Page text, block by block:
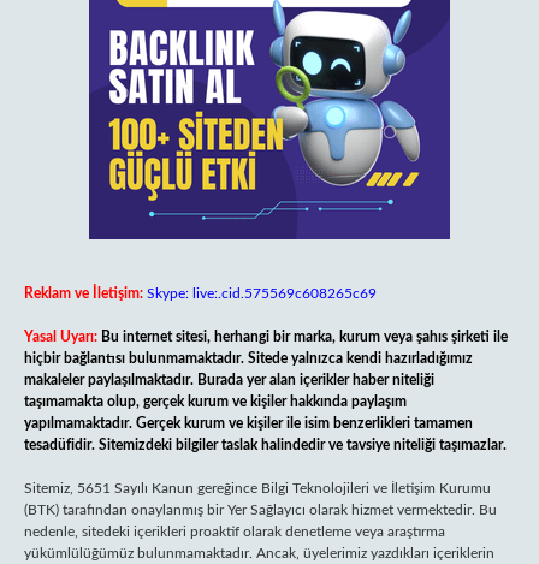
Reklam ve İletişim: Skype: live:.cid.575569c608265c69
Yasal Uyarı: Bu internet sitesi, herhangi bir marka, kurum veya şahıs şirketi ile
hiçbir bağlantısı bulunmamaktadır. Sitede yalnızca kendi hazırladığımız
makaleler paylaşılmaktadır. Burada yer alan içerikler haber niteliği
taşımamakta olup, gerçek kurum ve kişiler hakkında paylaşım
yapılmamaktadır. Gerçek kurum ve kişiler ile isim benzerlikleri tamamen
tesadüfidir. Sitemizdeki bilgiler taslak halindedir ve tavsiye niteliği taşımazlar.
Sitemiz, 5651 Sayılı Kanun gereğince Bilgi Teknolojileri ve İletişim Kurumu
(BTK) tarafından onaylanmış bir Yer Sağlayıcı olarak hizmet vermektedir. Bu
nedenle, sitedeki içerikleri proaktif olarak denetleme veya araştırma
yükümlülüğümüz bulunmamaktadır. Ancak, üyelerimiz yazdıkları içeriklerin